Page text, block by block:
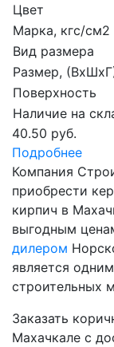
Цвет
Марка, кгс/см2
Вид размера
Размер,
Поверхность
Наличие на
40.50 руб.
Подробнее
Компания
приобрести
кирпич в
выгодным
дилером
является
строительных
Заказать
Махачкале с